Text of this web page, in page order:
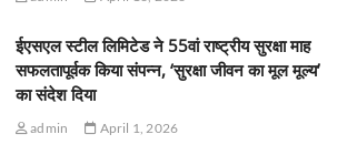
ईएसएल स्टील लिमिटेड ने 55वां राष्ट्रीय सुरक्षा माह
सफलतापूर्वक किया संपन्न, ‘सुरक्षा जीवन का मूल मूल्य’
का संदेश दिया
admin April 1, 2026